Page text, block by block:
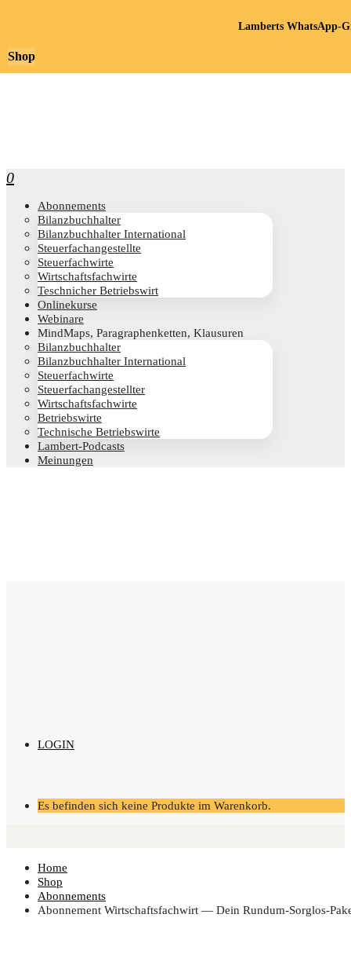
0
Abon­ne­ments
Bilanz­buch­hal­ter
Bilanz­buch­hal­ter International
Steu­er­fach­an­ge­stell­te
Steu­er­fach­wir­te
Wirt­schafts­fach­wir­te
Teschni­cher Betriebswirt
Online­kur­se
Web­i­na­re
Mind­Maps, Para­gra­phen­ket­ten, Klausuren
Bilanz­buch­hal­ter
Bilanz­buch­hal­ter International
Steu­er­fach­wir­te
Steu­er­fach­an­ge­stell­ter
Wirt­schafts­fach­wir­te
Betriebs­wir­te
Tech­ni­sche Betriebswirte
Lam­­bert-Pod­­casts
Mei­nun­gen
LOGIN
Es befinden sich keine Produkte im Warenkorb.
Home
Shop
Abonnements
Abon­ne­ment Wirt­schafts­fach­wirt — Dein Rundum-Sorglos-
Shop
Lamberts WhatsApp-